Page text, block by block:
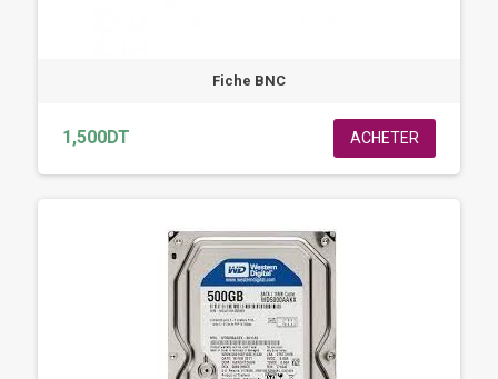
Fiche BNC
1,500DT ACHETER